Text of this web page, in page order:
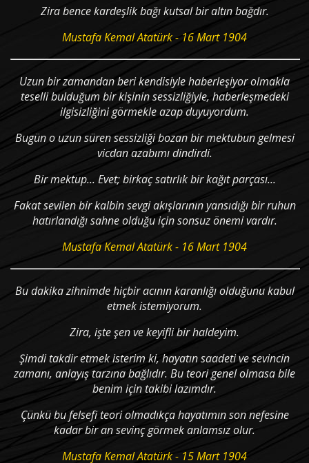
Zira bence kardeşlik bağı kutsal bir altın bağdır.
Mustafa Kemal Atatürk - 16 Mart 1904
Uzun bir zamandan beri kendisiyle haberleşiyor olmakla
teselli bulduğum bir kişinin sessizliğiyle, haberleşmedeki
ilgisizliğini görmekle azap duyuyordum.
Bugün o uzun süren sessizliği bozan bir mektubun gelmesi
vicdan azabımı dindirdi.
Bir mektup... Evet; birkaç satırlık bir kağıt parçası...
Fakat sevilen bir kalbin sevgi akışlarının yansıdığı bir ruhun
hatırlandığı sahne olduğu için sonsuz önemi vardır.
Mustafa Kemal Atatürk - 16 Mart 1904
Bu dakika zihnimde hiçbir acının karanlığı olduğunu kabul
etmek istemiyorum.
Zira, işte şen ve keyifli bir haldeyim.
Şimdi takdir etmek isterim ki, hayatın saadeti ve sevincin
zamanı, anlayış tarzına bağlıdır. Bu teori genel olmasa bile
benim için takibi lazımdır.
Çünkü bu felsefi teori olmadıkça hayatımın son nefesine
kadar bir an sevinç görmek anlamsız olur.
Mustafa Kemal Atatürk - 15 Mart 1904